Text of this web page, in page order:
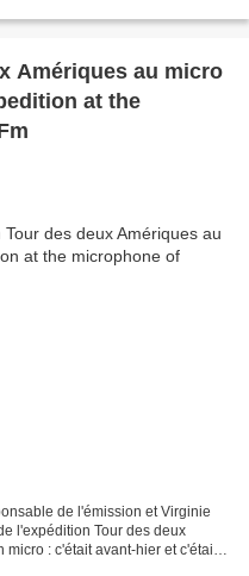
Amériques au micro
at the
de l'émission et Virginie
l'expédition Tour des deux
: c'était avant-hier et c'était à